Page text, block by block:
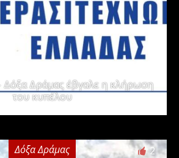
Δράμας έβγαλε η κλήρωση
του κυπέλου
Δόξα Δράμας 2